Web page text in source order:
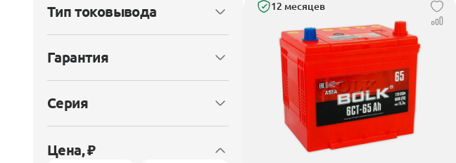
Тип токовывода
Гарантия
Серия
Цена, ₽
12 месяцев